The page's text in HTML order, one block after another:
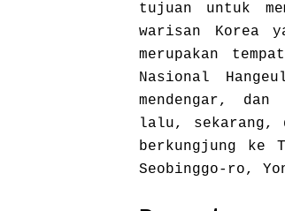
tujuan untuk
warisan Korea
merupakan
Nasional
mendengar,
lalu, sekarang,
berkungjung ke
Seobinggo-ro,